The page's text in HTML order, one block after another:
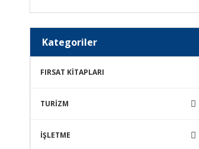
Kategoriler
FIRSAT KİTAPLARI
TURİZM
İŞLETME